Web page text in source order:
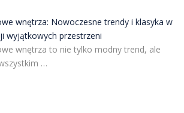
wnętrza: Nowoczesne trendy i klasyka w
wyjątkowych przestrzeni
wnętrza to nie tylko modny trend, ale
…